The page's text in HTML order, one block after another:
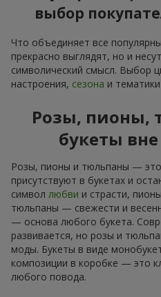
выбор
Что объединяет все
прекрасно выглядят, но и
символический смысл. Выбор
настроения, сезона и
Розы, пионы,
букеты
Розы, пионы и тюльпаны —
присутствуют в букетах и
символ любви и страсти,
тюльпаны — свежести и
— основа любого букета.
развивается, но розы и
моды. Букеты в виде
композиции в коробке — это
любого повода.